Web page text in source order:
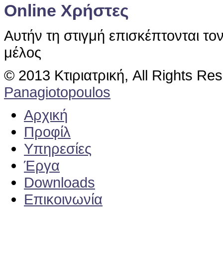
Online Χρήστες
Αυτήν τη στιγμή επισκέπτονται
μέλος
© 2013 Κτιριατρική, All Rights
Panagiotopoulos
Αρχική
Προφίλ
Υπηρεσίες
Έργα
Downloads
Επικοινωνία